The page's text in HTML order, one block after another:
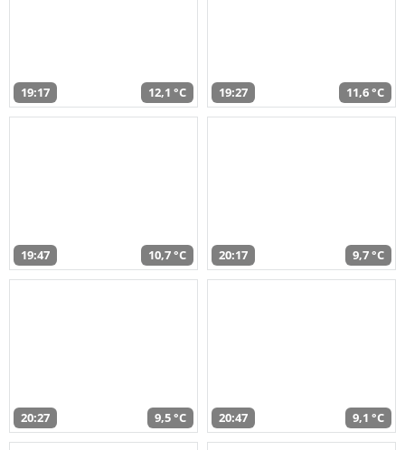
19:17 12,1 °C 19:27 11,6 °C
19:47 10,7 °C 20:17 9,7 °C
20:27 9,5 °C 20:47 9,1 °C